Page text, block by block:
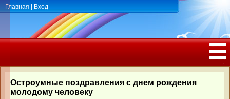
Главная Вход
РОЖДЕНИЯ, ЮБИЛЕЕМ
Остроумные поздравления с днем рождения
молодому человеку